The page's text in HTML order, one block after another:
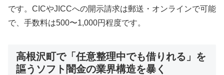
です。CICやJICCへの開示請求は郵送・オンラインで可能
で、手数料は500〜1,000円程度です。
高根沢町で「任意整理中でも借りれる」を
謳うソフト闇金の業界構造を暴く